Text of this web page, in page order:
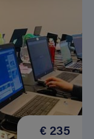
€ 235